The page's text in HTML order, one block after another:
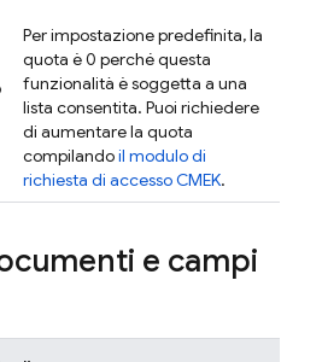
Per impostazione predefinita, la
quota è 0 perché questa
funzionalità è soggetta a una
lista consentita. Puoi richiedere
di aumentare la quota
compilandoil modulo di
richiesta di accesso CMEK.
e campi